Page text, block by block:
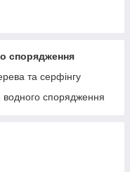
спорядження
та серфінгу
водного спорядження